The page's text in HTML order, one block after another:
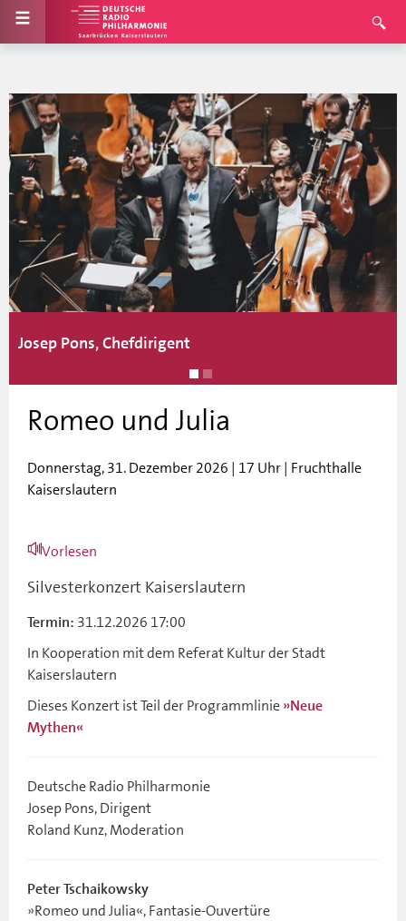
Josep Pons, Chefdirigent
Romeo und Julia
Donnerstag, 31. Dezember 2026 | 17 Uhr | Fruchthalle
Kaiserslautern
Vorlesen
Silvesterkonzert Kaiserslautern
Termin: 31.12.2026 17:00
In Kooperation mit dem Referat Kultur der Stadt
Kaiserslautern
Dieses Konzert ist Teil der Programmlinie »Neue
Mythen«
Deutsche Radio Philharmonie
Josep Pons, Dirigent
Roland Kunz, Moderation
Peter Tschaikowsky
»Romeo und Julia«, Fantasie-Ouvertüre